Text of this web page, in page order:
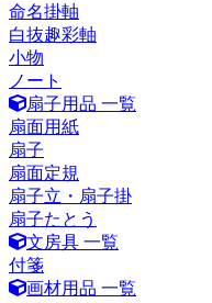
命名掛軸
白抜趣彩軸
小物
ノート
扇子用品 一覧
扇面用紙
扇子
扇面定規
扇子立・扇子掛
扇子たとう
文房具 一覧
付箋
画材用品 一覧